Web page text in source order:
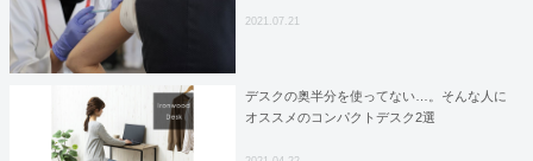
2021.07.21
デスクの奥半分を使ってない…。そんな人に
オススメのコンパクトデスク2選